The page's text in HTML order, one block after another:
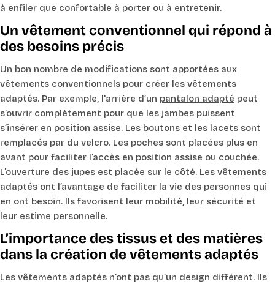
à enfiler que confortable à porter ou à entretenir.
Un vêtement conventionnel qui répond à
des besoins précis
Un bon nombre de modifications sont apportées aux
vêtements conventionnels pour créer les vêtements
adaptés. Par exemple, l'arrière d’un pantalon adapté peut
s’ouvrir complètement pour que les jambes puissent
s’insérer en position assise. Les boutons et les lacets sont
remplacés par du velcro. Les poches sont placées plus en
avant pour faciliter l’accès en position assise ou couchée.
L’ouverture des jupes est placée sur le côté. Les vêtements
adaptés ont l’avantage de faciliter la vie des personnes qui
en ont besoin. Ils favorisent leur mobilité, leur sécurité et
leur estime personnelle.
L’importance des tissus et des matières
dans la création de vêtements adaptés
Les vêtements adaptés n’ont pas qu’un design différent. Ils